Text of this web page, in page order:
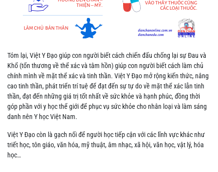
Tóm lại, Việt Y Đạo giúp con người biết cách chiến đấu chống lại sự Đau và
Khổ (tổn thương về thể xác và tâm hồn) giúp con người biết cách làm chủ
chính mình về mặt thể xác và tinh thần. Việt Y Đạo mở rộng kiến thức, nâng
cao tinh thần, phát triển trí tuệ để đạt đến sự tự do về mặt thể xác lẫn tinh
thần, đạt đến những giá trị tốt nhất về sức khỏe và hạnh phúc, đồng thời
góp phần với y học thể giới để phục vụ sức khỏe cho nhân loại và làm sáng
danh nên Y học Việt Nam.
Việt Y Đạo còn là gạch nối để người học tiếp cận với các lĩnh vực khác như
triết học, tôn giáo, văn hóa, mỹ thuật, âm nhạc, xã hội, văn học, vật lý, hóa
học…